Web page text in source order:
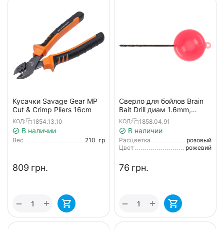
Кусачки Savage Gear MP
Cut & Crimp Pliers 16cm
КОД: 1854.13.10
В наличии
Вес 210 гр
‍809‍ грн.
+
−
Сверло для бойлов Brain
Bait Drill диам 1.6mm,
длина 70mm ц: розовый
КОД: 1858.04.91
В наличии
Расцветка
розовый
Цвет
рожевий
‍76‍ грн.
+
−